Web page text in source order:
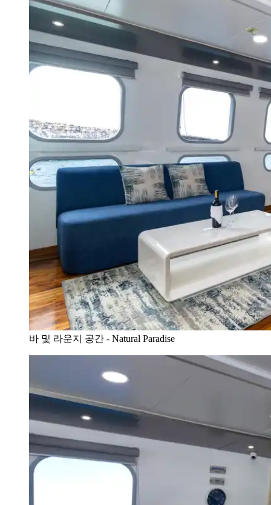
바 및 라운지 공간 - Natural Paradise